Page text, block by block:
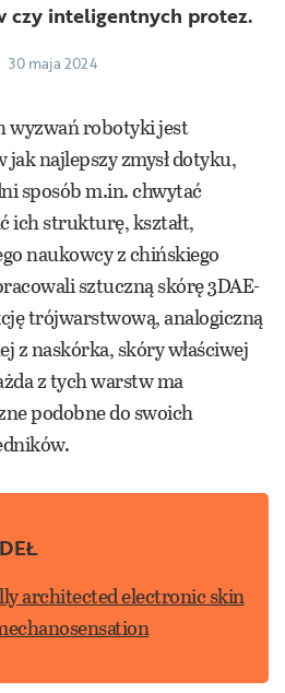
czy inteligentnych protez.
30 maja 2024
wyzwań robotyki jest
najlepszy zmysł dotyku,
sposób m.in. chwytać
ich strukturę, kształt,
naukowcy z chińskiego
sztuczną skórę 3DAE-
trójwarstwową, analogiczną
z naskórka, skóry właściwej
z tych warstw ma
podobne do swoich
architected electronic skin